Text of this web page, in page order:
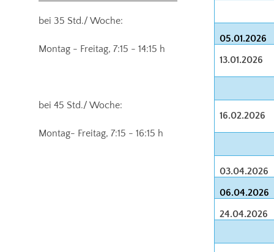
05.01.2026
13.01.2026
16.02.2026
03.04.2026
06.04.2026
24.04.2026
bei 35 Std./ Woche:
Montag - Freitag, 7:15 - 14:15 h
bei 45 Std./ Woche:
Montag- Freitag, 7:15 - 16:15 h